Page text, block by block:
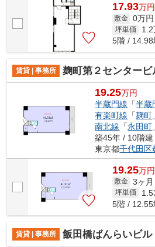
17.93万円
敷金 0万円
坪単価 1.2
5階 /
賃貸 | 事務所 麹町第２センタービ
19.25万円
半蔵門線 「半蔵
有楽町線 「麹町
南北線 「永田町
築45年 / 10階建
東京都千代田区
19.25万円
敷金 3ヶ月
坪単価
5階 /
賃貸 | 事務所 飯田橋ばんらいビル